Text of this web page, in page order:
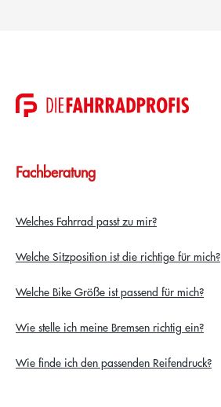
Fachberatung
Welches Fahrrad passt zu mir?
Welche Sitzposition ist die richtige für mich?
Welche Bike Größe ist passend für mich?
Wie stelle ich meine Bremsen richtig ein?
Wie finde ich den passenden Reifendruck?